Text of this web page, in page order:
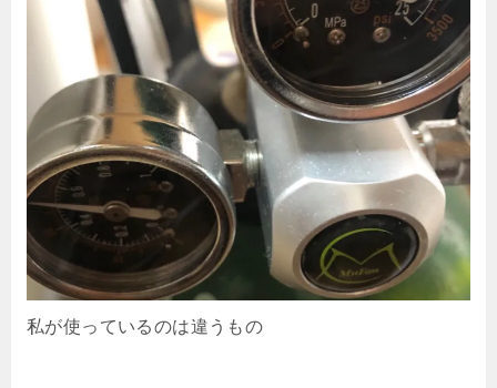
私が使っているのは違うもの